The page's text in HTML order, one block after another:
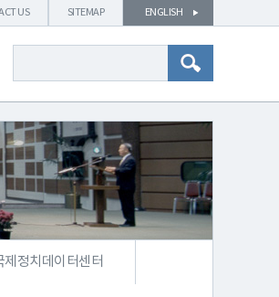
US SITEMAP ENGLISH
제정치데이터센터